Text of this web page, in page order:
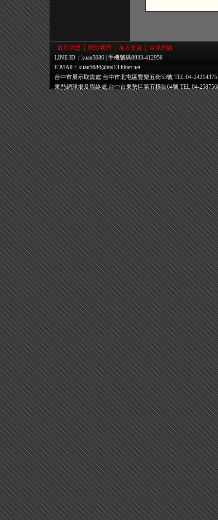
最新消息 關於我們 加入會員
常見問題
LINE ID：kuan5686 | 手機號碼0933-412956
E-MAil： kuan5686@ms13.hinet.net
台中市展示取貨處:台中市北屯區豐樂五街53號 TEL:04-24214375
東勢網球場及聯絡處:台中市東勢區第五橫街64號 TEL:04-